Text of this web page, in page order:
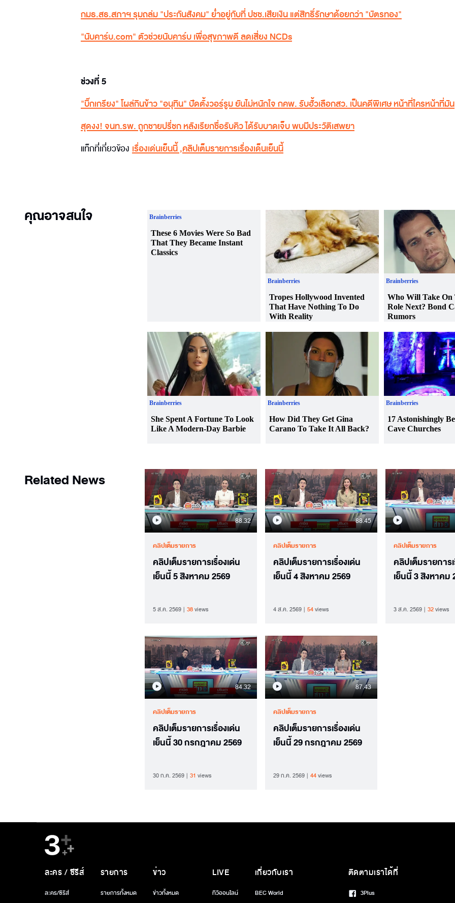
กมธ.สธ.สภาฯ รุมถล่ม "ประกันสังคม" ย่ำอยู่กับที่ ปชช.เสียเงิน แต่สิทธิ์รักษาด้อยกว่า "บัตรทอง"
"นับคาร์บ.com" ตัวช่วยนับคาร์บ เพื่อสุขภาพดี ลดเสี่ยง NCDs
ช่วงที่ 5
"บิ๊กเกรียง" โผล่กินข้าว "อนุทิน" ปัดตั้งวอร์รูม ยันไม่หนักใจ กคพ. รับฮั้วเลือกสว. เป็นคดีพิเศษ หน้าที่ใครหน้าที่มัน
สุดงง! จนท.รพ. ถูกชายปรี่ชก หลังเรียกชื่อรับคิว ได้รับบาดเจ็บ พบมีประวัติเสพยา
แท็กที่เกี่ยวข้อง เรื่องเด่นเย็นนี้,คลิปเต็มรายการเรื่องเด็นเย็นนี้
คุณอาจสนใจ
Related News
88.32
คลิปเต็มรายการ
คลิปเต็มรายการเรื่องเด่น
เย็นนี้ 5 สิงหาคม 2569
5 ส.ค. 2569 38views
88.45
คลิปเต็มรายการ
คลิปเต็มรายการเรื่องเด่น
เย็นนี้ 4 สิงหาคม 2569
4 ส.ค. 2569 54views
คลิปเต็มรายการ
คลิปเต็มรายการ
เย็นนี้ 3 สิงหาคม
3 ส.ค. 2569 32views
84.32
คลิปเต็มรายการ
คลิปเต็มรายการเรื่องเด่น
เย็นนี้ 30 กรกฎาคม 2569
30 ก.ค. 2569 31 views
87.43
คลิปเต็มรายการ
คลิปเต็มรายการเรื่องเด่น
เย็นนี้ 29 กรกฎาคม 2569
29 ก.ค. 2569 44views
ละคร / ซีรีส์
ละคร/ซีรีส์
รายการ
รายการทั้งหมด
ข่าว
ข่าวทั้งหมด
LIVE
ทีวีออนไลน์
เกี่ยวกับเรา
BEC World
ติดตามเราได้ที่
3Plus